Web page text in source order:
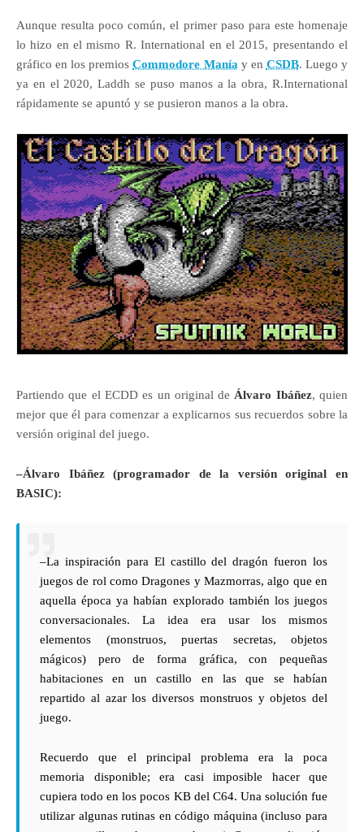
Aunque resulta poco común, el primer paso para este homenaje
lo hizo en el mismo R. International en el 2015, presentando el
gráfico en los premiosCommodore Manía y en CSDB. Luego y
ya en el 2020, Laddh se puso manos a la obra, R.International
rápidamente se apuntó y se pusieron manos a la obra.
Partiendo que el ECDD es un original de Álvaro Ibáñez, quien
mejor que él para comenzar a explicarnos sus recuerdos sobre la
versión original del juego.
–Álvaro Ibáñez (programador de la versión original en
BASIC):
–La inspiración para El castillo del dragón fueron los
juegos de rol como Dragones y Mazmorras, algo que en
aquella época ya habían explorado también los juegos
conversacionales. La idea era usar los mismos
elementos (monstruos, puertas secretas, objetos
mágicos) pero de forma gráfica, con pequeñas
habitaciones en un castillo en las que se habían
repartido al azar los diversos monstruos y objetos del
juego.
Recuerdo que el principal problema era la poca
memoria disponible; era casi imposible hacer que
cupiera todo en los pocos KB del C64. Una solución fue
utilizar algunas rutinas en código máquina (incluso para